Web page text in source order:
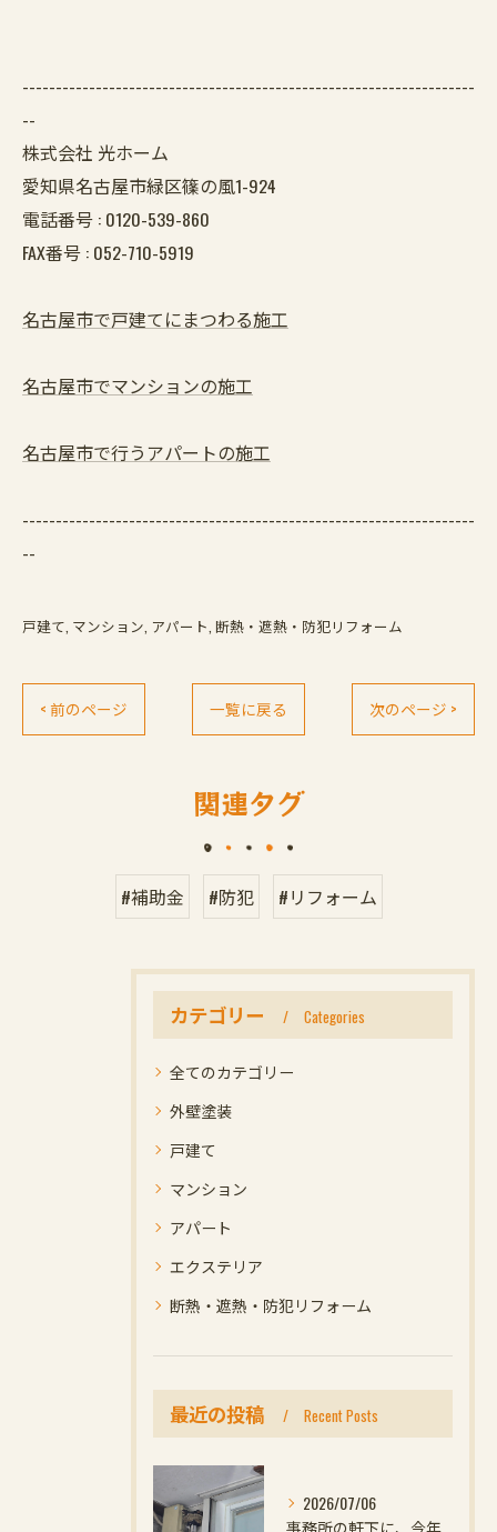
--------------------------------------------------------------------
--
株式会社 光ホーム
愛知県名古屋市緑区篠の風1-924
電話番号 : 0120-539-860
FAX番号 : 052-710-5919
名古屋市で戸建てにまつわる施工
名古屋市でマンションの施工
名古屋市で行うアパートの施工
--------------------------------------------------------------------
--
戸建て マンション アパート 断熱・遮熱・防犯リフォーム
< 前のページ 一覧に戻る 次のページ >
関連タグ
#補助金 #防犯 #リフォーム
カテゴリー Categories
全てのカテゴリー
外壁塗装
戸建て
マンション
アパート
エクステリア
断熱・遮熱・防犯リフォーム
最近の投稿 Recent Posts
2026/07/06